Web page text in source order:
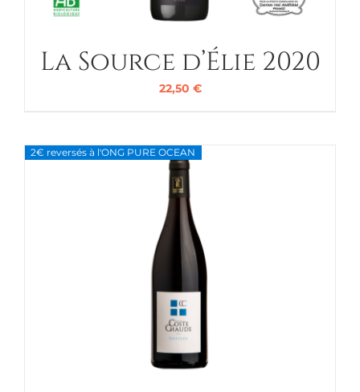
La Source d’Élie 2020
22,50 €
2€ reversés à l'ONG PURE OCEAN